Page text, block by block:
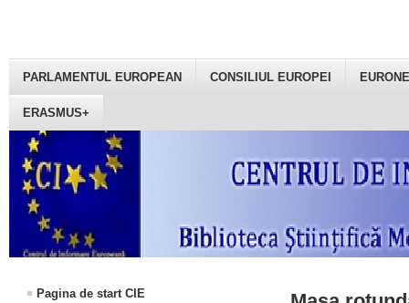
PARLAMENTUL EUROPEAN CONSILIUL EUROPEI
ERASMUS+
Pagina de start CIE